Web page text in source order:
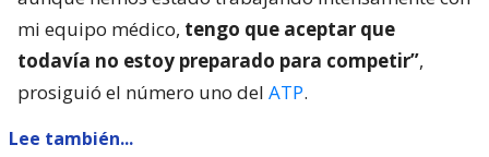
Sinner.
La baja de Sinner en Cincinnati se suma a la del
españolCarlos Alcaraz, número dos del mundo.